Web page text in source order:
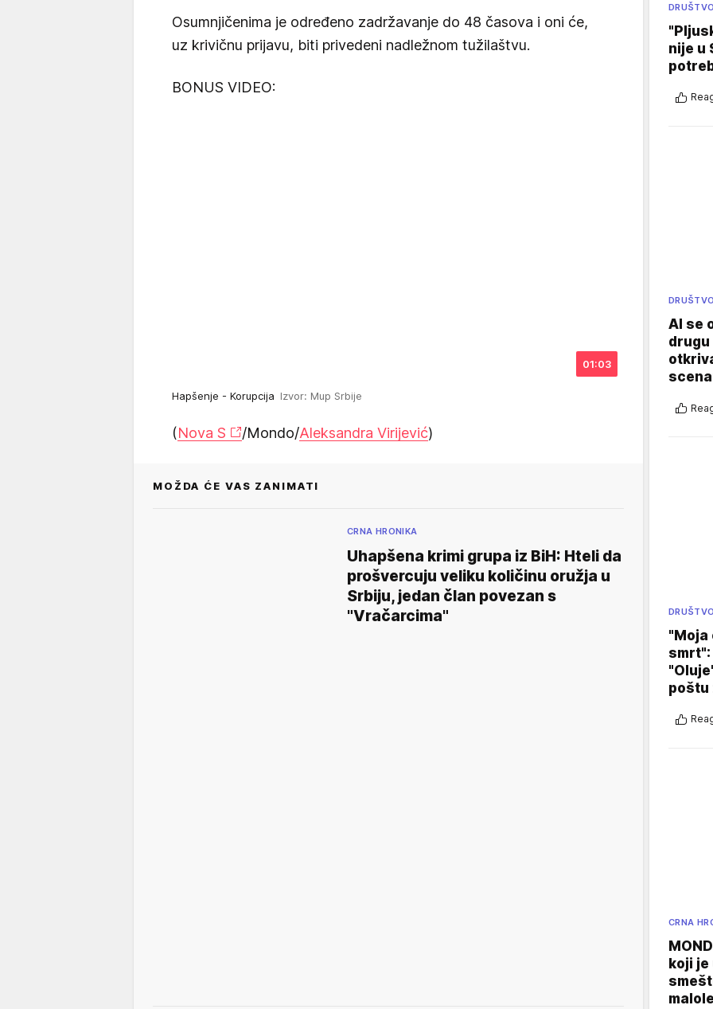
Osumnjičenima je određeno zadržavanje do 48 časova i oni će,
uz krivičnu prijavu, biti privedeni nadležnom tužilaštvu.
BONUS VIDEO:
01:03
Hapšenje - Korupcija Izvor: Mup Srbije
(Nova S /Mondo/Aleksandra Virijević)
MOŽDA ĆE VAS ZANIMATI
CRNA HRONIKA
Uhapšena krimi grupa iz BiH: Hteli da
prošvercuju veliku količinu oružja u
Srbiju, jedan član povezan s
"Vračarcima"
DRUŠTVO
nije u
DRUŠTVO
AI se
DRUŠTVO
"Moja
poštu
CRNA
koji